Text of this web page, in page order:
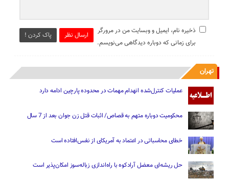
ارسال نظر پاک کردن !
ذخیره نام، ایمیل و وبسایت من در مرورگر
برای زمانی که دوباره دیدگاهی می‌نویسم.
تهران
عملیات کنترل‌شده انهدام مهمات در محدوده پارچین ادامه دارد
محکومیت دوباره متهم به قصاص/ اثبات قتل زن جوان بعد از 7 سال
خطای محاسباتی در اعتماد به آمریکای از نفس‌افتاده است
حل ریشه‌ای معضل آرادکوه با راه‌اندازی زباله‌سوز امکان‌پذیر است